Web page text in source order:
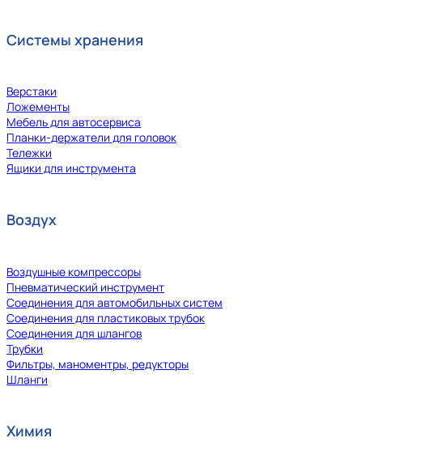
Системы хранения
Верстаки
Ложементы
Мебель для автосервиса
Планки-держатели для головок
Тележки
Ящики для инструмента
Воздух
Воздушные компрессоры
Пневматический инструмент
Соединения для автомобильных систем
Соединения для пластиковых трубок
Соединения для шлангов
Трубки
Фильтры, маноментры, редукторы
Шланги
Химия